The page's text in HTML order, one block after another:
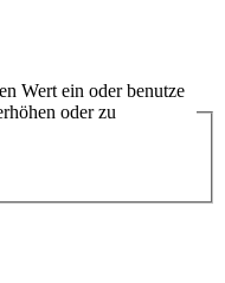
Wert ein oder benutze
oder zu